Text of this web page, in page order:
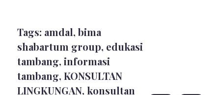
Tags: amdal, bima
shabartum group, edukasi
tambang, informasi
tambang, KONSULTAN
LINGKUNGAN, konsultan